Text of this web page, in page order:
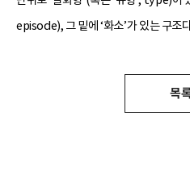
episode), 그 밑에 ‘화소’가 있는 구조
목